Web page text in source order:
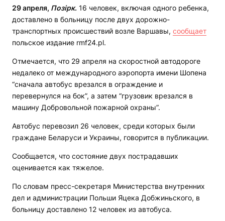
29 апреля, Позірк. 16 человек, включая одного ребенка,
доставлено в больницу после двух дорожно-
транспортных происшествий возле Варшавы, сообщает
польское издание rmf24.pl.
Отмечается, что 29 апреля на скоростной автодороге
недалеко от международного аэропорта имени Шопена
“сначала автобус врезался в ограждение и
перевернулся на бок”, а затем “грузовик врезался в
машину Добровольной пожарной охраны”.
Автобус перевозил 26 человек, среди которых были
граждане Беларуси и Украины, говорится в публикации.
Сообщается, что состояние двух пострадавших
оценивается как тяжелое.
По словам пресс-секретаря Министерства внутренних
дел и администрации Польши Яцека Добжиньского, в
больницу доставлено 12 человек из автобуса.